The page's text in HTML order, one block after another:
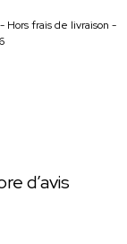
Hors frais de livraison -
d’avis